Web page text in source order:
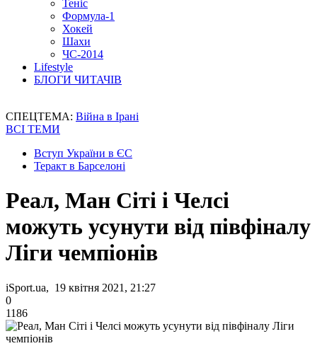
Теніс
Формула-1
Хокей
Шахи
ЧС-2014
Lifestyle
БЛОГИ ЧИТАЧІВ
СПЕЦТЕМА: Війна в Ірані
ВСІ ТЕМИ
Вступ України в ЄС
Теракт в Барселоні
Реал, Ман Сіті і Челсі
можуть усунути від півфіналу
Ліги чемпіонів
iSport.ua, 19 квітня 2021, 21:27
0
1186